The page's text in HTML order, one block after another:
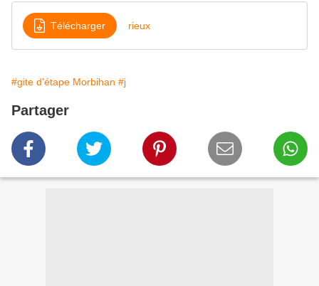
Télécharger rieux
#gite d'étape Morbihan #j
Partager